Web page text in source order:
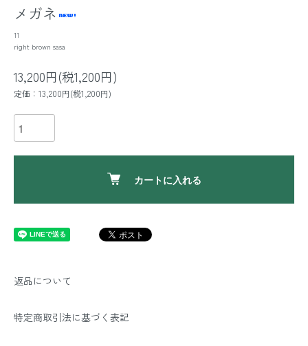
メガネ
11
right brown sasa
13,200円(税1,200円)
定価：13,200円(税1,200円)
カートに入れる
返品について
特定商取引法に基づく表記